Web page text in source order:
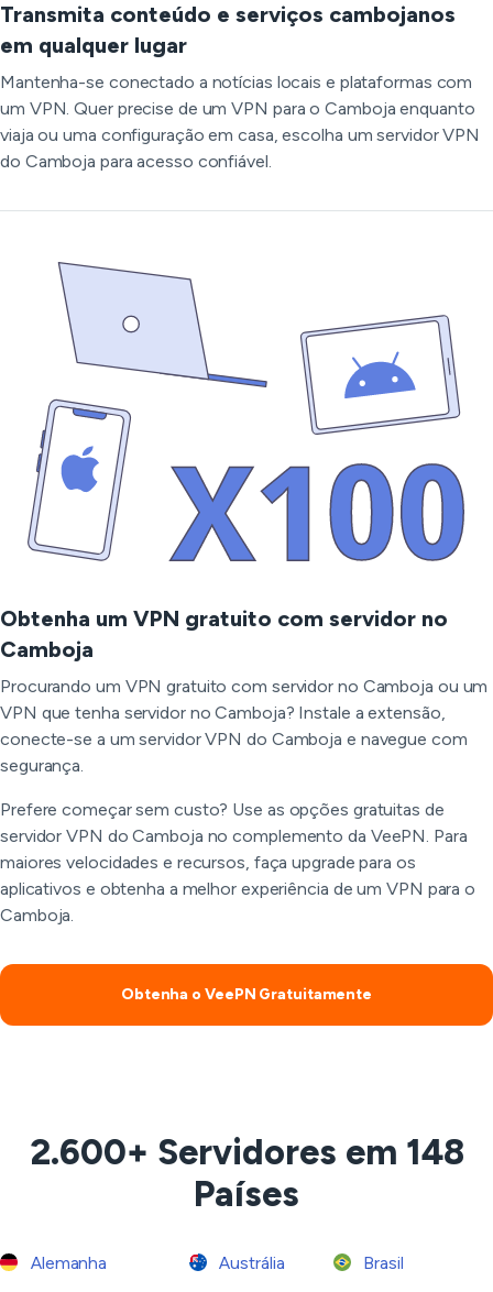
Transmita conteúdo e serviços cambojanos
em qualquer lugar
Mantenha-se conectado a notícias locais e plataformas com
um VPN. Quer precise de um VPN para o Camboja enquanto
viaja ou uma configuração em casa, escolha um servidor VPN
do Camboja para acesso confiável.
Obtenha um VPN gratuito com servidor no
Camboja
Procurando um VPN gratuito com servidor no Camboja ou um
VPN que tenha servidor no Camboja? Instale a extensão,
conecte-se a um servidor VPN do Camboja e navegue com
segurança.
Prefere começar sem custo? Use as opções gratuitas de
servidor VPN do Camboja no complemento da VeePN. Para
maiores velocidades e recursos, faça upgrade para os
aplicativos e obtenha a melhor experiência de um VPN para o
Camboja.
Obtenha o VeePN Gratuitamente
2.600+ Servidores em 148
Países
Alemanha Austrália Brasil